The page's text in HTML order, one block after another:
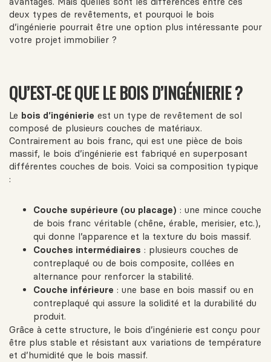
deux types de revêtements, et pourquoi le bois
d’ingénierie pourrait être une option plus intéressante pour
votre projet immobilier ?
QU’EST-CE QUE LE BOIS D’INGÉNIERIE ?
Le bois d’ingénierie est un type de revêtement de sol
composé de plusieurs couches de matériaux.
Contrairement au bois franc, qui est une pièce de bois
massif, le bois d’ingénierie est fabriqué en superposant
différentes couches de bois. Voici sa composition typique
:
Couche supérieure (ou placage) : une mince couche
de bois franc véritable (chêne, érable, merisier, etc.),
qui donne l’apparence et la texture du bois massif.
Couches intermédiaires : plusieurs couches de
contreplaqué ou de bois composite, collées en
alternance pour renforcer la stabilité.
Couche inférieure : une base en bois massif ou en
contreplaqué qui assure la solidité et la durabilité du
produit.
Grâce à cette structure, le bois d’ingénierie est conçu pour
être plus stable et résistant aux variations de température
et d’humidité que le bois massif.